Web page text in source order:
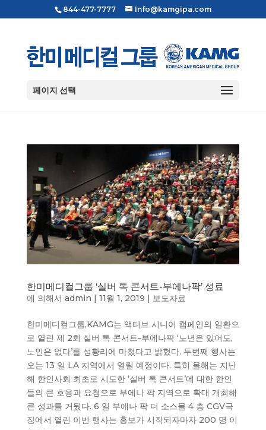
844-477-7777 Info@kamgipa.com
페이지 선택
한미메디컬그룹 ‘실버 톡 콘서트-부에나팍’ 성료
에 의해서 admin | 11월 1, 2019 | 보도자료
한미메디컬그룹,KAMG는 액티브 시니어 캠페인의 일환으
로 열린 제 2회 실버 톡 콘서트-부에나팍 ‘노년은 있어도,
노인은 없다’를 성황리에 마쳤다고 밝혔다. 두번째 행사는
오는 13 일 LA 지역에서 열릴 예정이다. 특히 올해는 지난
해 한인사회 최초로 시도한 ‘실버 톡 콘서트’에 대한 한인
들의 큰 호응과 요청으로 부에나 팍 지역으로 확대 개최해
큰 성과를 거뒀다. 6 일 부에나 팍 더 소스몰 4 층 CGV극
장에서 열린 이번 행사는 홍보가 시작되자마자 200 명 이